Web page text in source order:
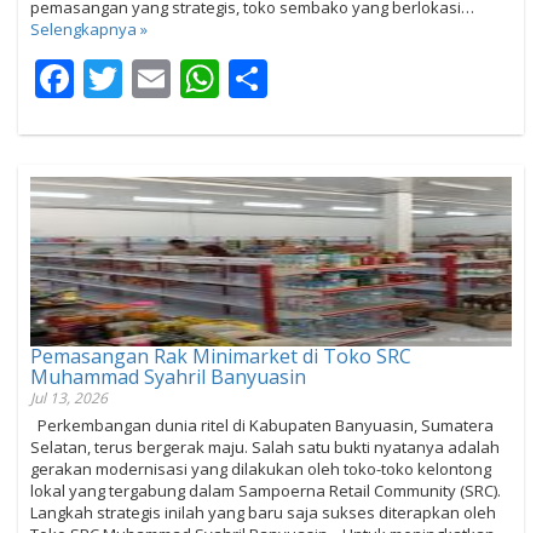
pemasangan yang strategis, toko sembako yang berlokasi…
Selengkapnya »
Facebook
Twitter
EmailWhatsApp
Pemasangan Rak Minimarket di Toko SRC
Muhammad Syahril Banyuasin
Jul 13, 2026
Perkembangan dunia ritel di Kabupaten Banyuasin, Sumatera
Selatan, terus bergerak maju. Salah satu bukti nyatanya adalah
gerakan modernisasi yang dilakukan oleh toko-toko kelontong
lokal yang tergabung dalam Sampoerna Retail Community (SRC).
Langkah strategis inilah yang baru saja sukses diterapkan oleh